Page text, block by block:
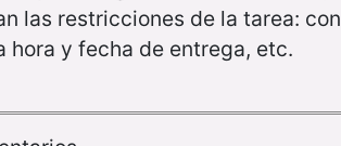
las restricciones de la tarea: con
hora y fecha de entrega, etc.